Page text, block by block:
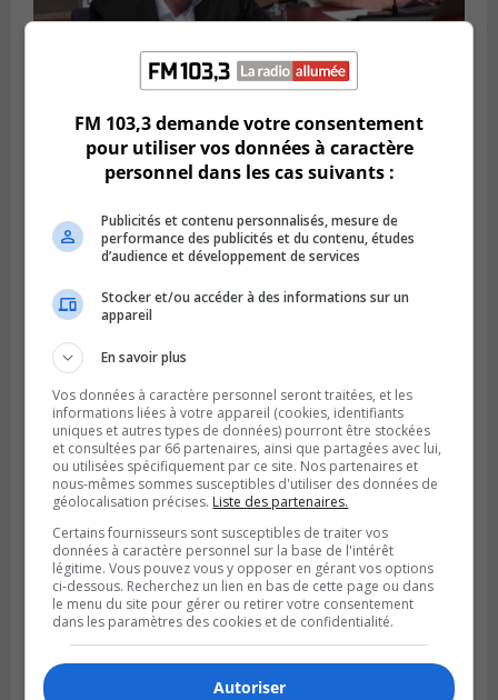
LONGUEUIL
Longueuil demande de reporter une
élection partielle
VIEUX-LONGUEUIL
Publié le 3 août 2026 à 14h47
Le Livre bleu rassemble 200 curieux à
Longueuil
FM 103,3 demande votre consentement
pour utiliser vos données à caractère
personnel dans les cas suivants :
Publicités et contenu personnalisés, mesure de
performance des publicités et du contenu, études
d’audience et développement de services
Stocker et/ou accéder à des informations sur un
appareil
En savoir plus
Vos données à caractère personnel seront traitées, et les
informations liées à votre appareil (cookies, identifiants
uniques et autres types de données) pourront être stockées
et consultées par 66 partenaires, ainsi que partagées avec lui,
ou utilisées spécifiquement par ce site. Nos partenaires et
nous-mêmes sommes susceptibles d'utiliser des données de
géolocalisation précises. Liste des partenaires.
Certains fournisseurs sont susceptibles de traiter vos
données à caractère personnel sur la base de l'intérêt
légitime. Vous pouvez vous y opposer en gérant vos options
ci-dessous. Recherchez un lien en bas de cette page ou dans
le menu du site pour gérer ou retirer votre consentement
dans les paramètres des cookies et de confidentialité.
Autoriser